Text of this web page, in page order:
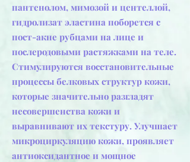
пантенолом, мимозой и центеллой,
гидролизат эластина поборется с
пост-акне рубцами на лице и
послеродовыми растяжками на теле.
Стимулируются восстановительные
процессы белковых структур кожи,
которые значительно разгладят
несовершенства кожи и
выравнивают их текстуру. Улучшает
микроциркуляцию кожи, проявляет
антиоксидантное и мощное